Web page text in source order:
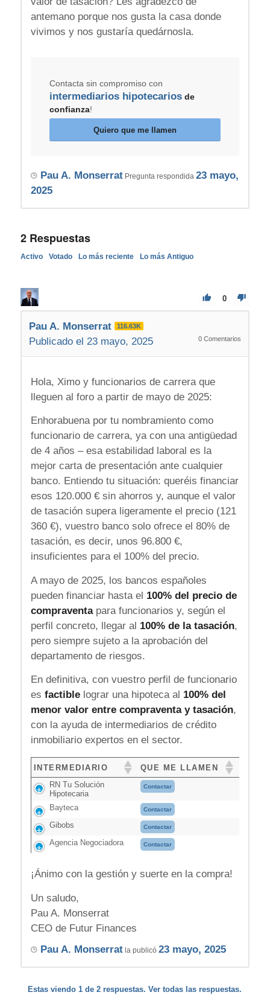
antemano porque nos gusta la casa donde
vivimos y nos gustaría quedárnosla.
Contacta sin compromiso con
intermediarios hipotecariosde
confianza!
Quiero que me llamen
Pau A. MonserratPregunta respondida 23 mayo,
2025
2Respuestas
Activo Votado Lo más reciente Lo más Antiguo
0
Pau A. Monserrat 116.63K
Publicado el 23 mayo, 2025 0 Comentarios
Hola, Ximo y funcionarios de carrera que
lleguen al foro a partir de mayo de 2025:
Enhorabuena por tu nombramiento como
funcionario de carrera, ya con una antigüedad
de 4 años – esa estabilidad laboral es la
mejor carta de presentación ante cualquier
banco. Entiendo tu situación: queréis financiar
esos 120.000 € sin ahorros y, aunque el valor
de tasación supera ligeramente el precio (121
360 €), vuestro banco solo ofrece el 80% de
tasación, es decir, unos 96.800 €,
insuficientes para el 100% del precio.
A mayo de 2025, los bancos españoles
pueden financiar hasta el 100% del precio de
compraventapara funcionarios y, según el
perfil concreto, llegar al 100% de la tasación,
pero siempre sujeto a la aprobación del
departamento de riesgos.
En definitiva, con vuestro perfil de funcionario
es factiblelograr una hipoteca al 100% del
menor valor entre compraventa y tasación,
con la ayuda de intermediarios de crédito
inmobiliario expertos en el sector.
INTERMEDIARIO
QUE ME LLAMEN
RN Tu Solución
Hipotecaria
Contactar
Bayteca Contactar
Gibobs Contactar
Agencia Negociadora Contactar
¡Ánimo con la gestión y suerte en la compra!
Un saludo,
Pau A. Monserrat
CEO de Futur Finances
Pau A. Monserratla publicó 23 mayo, 2025
Estas viendo 1 de 2 respuestas. Ver todas las respuestas.